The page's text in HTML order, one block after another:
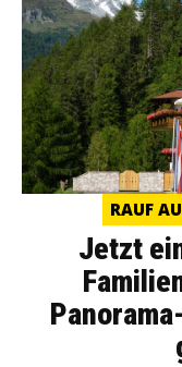
RAUF
Jetzt